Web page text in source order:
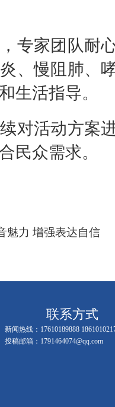
家团队耐
、慢阻肺、
生活指导。
活动方案
民众需求。
魅力 增强表达自信
联系方式
新闻热线：17610189888
投稿邮箱：1791464074@qq.com